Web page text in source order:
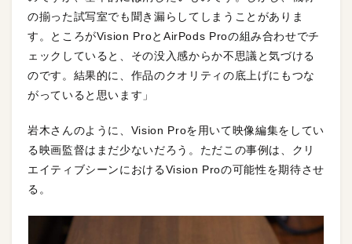
の揃った試写室でも聞き漏らしてしまうことがありま
す。ところがVision ProとAirPods Proの組み合わせでチ
ェックしていると、その没入感からか不思議と気づける
のです。結果的に、作品のクオリティの底上げにもつな
がっていると思います」
岩木さんのように、Vision Proを用いて映像編集をしてい
る映画監督はまだ少ないだろう。ただこの事例は、クリ
エイティブシーンにおけるVision Proの可能性を期待させ
る。